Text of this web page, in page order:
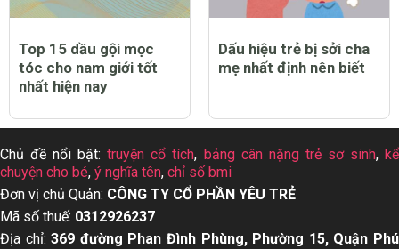
Top 15 dầu gội mọc
tóc cho nam giới tốt
nhất hiện nay
Dấu hiệu trẻ bị sởi cha
mẹ nhất định nên biết
Chủ đề nổi bật:truyện cổ tích, bảng cân nặng trẻ sơ sinh,kể
chuyện cho bé, ý nghĩa tên, chỉ số bmi
Đơn vị chủ Quản: CÔNG TY CỔ PHẦN YÊU TRẺ
Mã số thuế: 0312926237
Địa chỉ:369 đường Phan Đình Phùng, Phường 15, Quận Phú